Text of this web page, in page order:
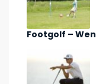
Footgolf –